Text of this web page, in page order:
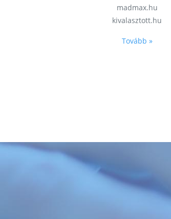
madmax.hu
kivalasztott.hu
Tovább »